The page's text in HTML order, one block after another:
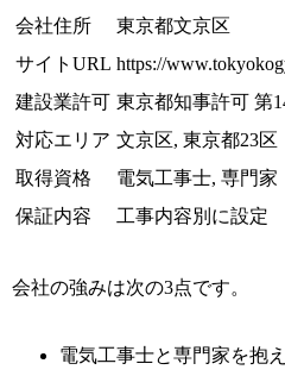
会社住所
東京都文京区
サイトURL https://
建設業許可 東京都知事許可 第
対応エリア 文京区, 東京都23区
取得資格
電気工事士, 専門家
保証内容
工事内容別に設定
会社の強みは次の3点です。
電気工事士と専門家を抱